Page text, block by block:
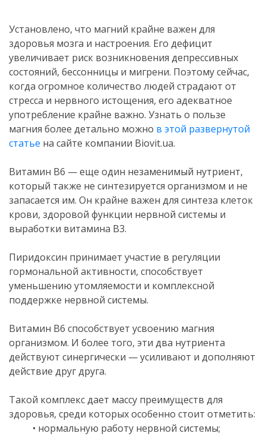
Установлено, что магний крайне важен для
здоровья мозга и настроения. Его дефицит
увеличивает риск возникновения депрессивных
состояний, бессонницы и мигрени. Поэтому сейчас,
когда огромное количество людей страдают от
стресса и нервного истощения, его адекватное
употребление крайне важно. Узнать о пользе
магния более детально можно в этой развернутой
статье на сайте компании Biovit.ua.
Витамин В6 — еще один незаменимый нутриент,
который также не синтезируется организмом и не
запасается им. Он крайне важен для синтеза клеток
крови, здоровой функции нервной системы и
выработки витамина В3.
Пиридоксин принимает участие в регуляции
гормональной активности, способствует
уменьшению утомляемости и комплексной
поддержке нервной системы.
Витамин В6 способствует усвоению магния
организмом. И более того, эти два нутриента
действуют синергически — усиливают и дополняют
действие друг друга.
Такой комплекс дает массу преимуществ для
здоровья, среди которых особенно стоит отметить:
• нормальную работу нервной системы;